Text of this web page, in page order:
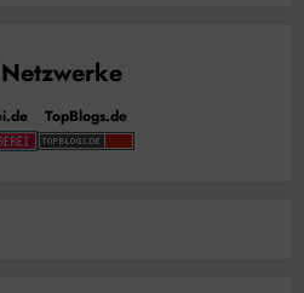
TopBlogs.de